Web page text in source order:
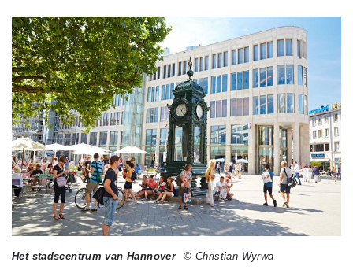
Het stadscentrum van Hannover © Christian Wyrwa